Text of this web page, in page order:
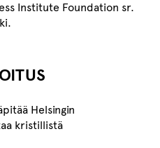
Institute Foundation sr.
Helsingin
kristillistä